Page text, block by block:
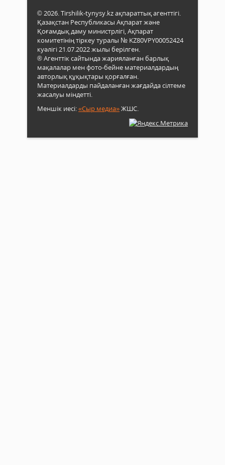
© 2026. Tirshilik-tynysy.kz ақпараттық агенттігі.
Қазақстан Республикасы Ақпарат және
Қоғамдық даму министрлігі, Ақпарат
комитетінің тіркеу туралы № KZ80VPY00052424
куәлігі 21.07.2022 жылы берілген.
® Агенттік сайтында жарияланған барлық
мақалалар мен фото-бейне материалдардың
авторлық құқықтары қорғалған.
Материалдарды пайдаланған жағдайда сілтеме
жасалуы міндетті.
Меншік иесі:«Сыр медиа»ЖШС.